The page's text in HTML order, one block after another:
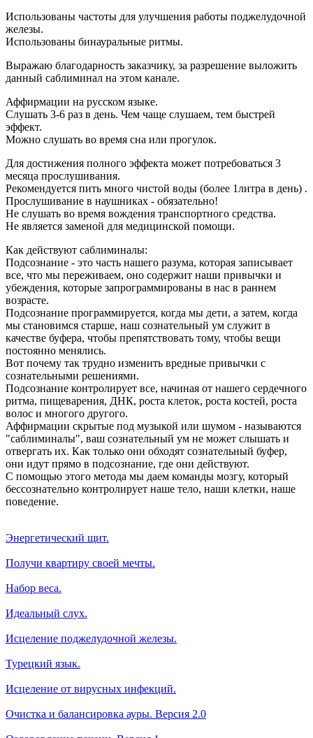
Использованы частоты для улучшения работы поджелудочной
железы.
Использованы бинауральные ритмы.
Выражаю благодарность заказчику, за разрешение выложить
данный саблиминал на этом канале.
Аффирмации на русском языке.
Слушать 3-6 раз в день. Чем чаще слушаем, тем быстрей
эффект.
Можно слушать во время сна или прогулок.
Для достижения полного эффекта может потребоваться 3
месяца прослушивания.
Рекомендуется пить много чистой воды (более 1литра в день) .
Прослушивание в наушниках - обязательно!
Не слушать во время вождения транспортного средства.
Не является заменой для медицинской помощи.
Как действуют саблиминалы:
Подсознание - это часть нашего разума, которая записывает
все, что мы переживаем, оно содержит наши привычки и
убеждения, которые запрограммированы в нас в раннем
возрасте.
Подсознание программируется, когда мы дети, а затем, когда
мы становимся старше, наш сознательный ум служит в
качестве буфера, чтобы препятствовать тому, чтобы вещи
постоянно менялись.
Вот почему так трудно изменить вредные привычки с
сознательными решениями.
Подсознание контролирует все, начиная от нашего сердечного
ритма, пищеварения, ДНК, роста клеток, роста костей, роста
волос и многого другого.
Аффирмации скрытые под музыкой или шумом - называются
"саблиминалы", ваш сознательный ум не может слышать и
отвергать их. Как только они обходят сознательный буфер,
они идут прямо в подсознание, где они действуют.
С помощью этого метода мы даем команды мозгу, который
бессознательно контролирует наше тело, наши клетки, наше
поведение.
Энергетический щит.
Получи квартиру своей мечты.
Набор веса.
Идеальный слух.
Исцеление поджелудочной железы.
Турецкий язык.
Исцеление от вирусных инфекций.
Очистка и балансировка ауры. Версия 2.0